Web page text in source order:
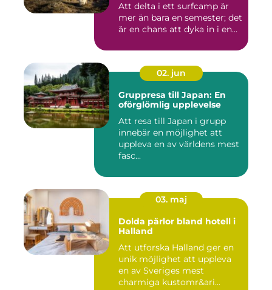
Att delta i ett surfcamp är
mer än bara en semester; det
är en chans att dyka in i en...
02. jun
Gruppresa till Japan: En
oförglömlig upplevelse
Att resa till Japan i grupp
innebär en möjlighet att
uppleva en av världens mest
fasc...
03. maj
Dolda pärlor bland hotell i
Halland
Att utforska Halland ger en
unik möjlighet att uppleva
en av Sveriges mest
charmiga kustomr&ari...